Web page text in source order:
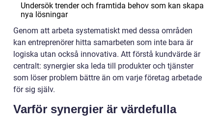
Undersök trender och framtida behov som kan skapa
nya lösningar
Genom att arbeta systematiskt med dessa områden
kan entreprenörer hitta samarbeten som inte bara är
logiska utan också innovativa. Att förstå kundvärde är
centralt: synergier ska leda till produkter och tjänster
som löser problem bättre än om varje företag arbetade
för sig själv.
Varför synergier är värdefulla